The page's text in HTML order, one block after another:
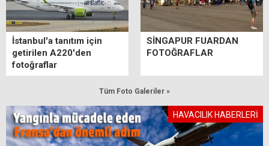
İstanbul'a tanıtım için
getirilen A220'den
fotoğraflar
SİNGAPUR FUARDAN
FOTOĞRAFLAR
Tüm Foto Galeriler »
HAVACILIK HABERLERİ